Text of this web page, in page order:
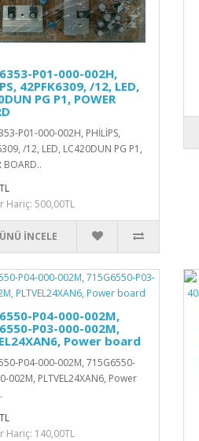
P01-000-002H,
42PFK6309, /12, LED,
PG P1, POWER
P01-000-002H, PHİLİPS,
/12, LED, LC420DUN PG P1,
BOARD..
Hariç: 500,00TL
İNCELE
P04-000-002M,
P03-000-002M,
Power board
P04-000-002M, 715G6550-
002M, PLTVEL24XAN6, Power
Hariç: 140,00TL